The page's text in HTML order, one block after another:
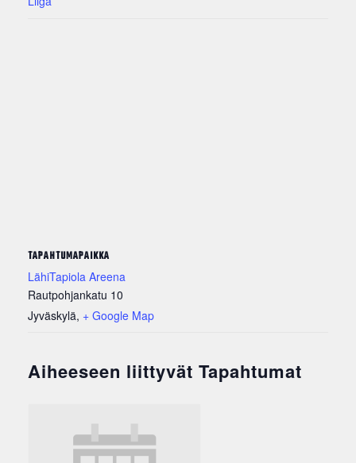
TAPAHTUMAPAIKKA
LähiTapiola Areena
Rautpohjankatu 10
Jyväskylä, + Google Map
Aiheeseen liittyvät Tapahtumat